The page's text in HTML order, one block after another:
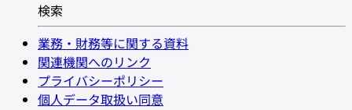
検索
業務・財務等に関する資料
関連機関へのリンク
プライバシーポリシー
個人データ取扱い同意